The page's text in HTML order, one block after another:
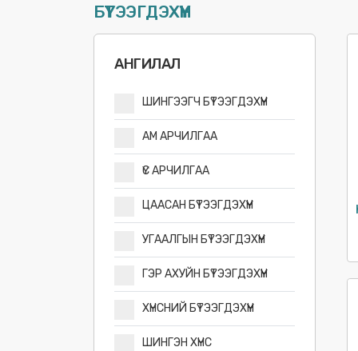
БҮТЭЭГДЭХҮҮН
АНГИЛАЛ
ШИНГЭЭГЧ БҮТЭЭГДЭХҮҮН
АМ АРЧИЛГАА
ҮС АРЧИЛГАА
ЦААСАН БҮТЭЭГДЭХҮҮН
УГААЛГЫН БҮТЭЭГДЭХҮҮН
ГЭР АХУЙН БҮТЭЭГДЭХҮҮН
ХҮНСНИЙ БҮТЭЭГДЭХҮҮН
ШИНГЭН ХҮНС